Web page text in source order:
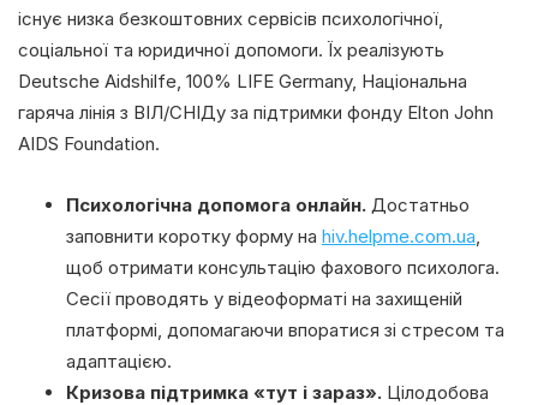
існує низка безкоштовних сервісів психологічної,
соціальної та юридичної допомоги. Їх реалізують
Deutsche Aidshilfe, 100% LIFE Germany, Національна
гаряча лінія з ВІЛ/СНІДу за підтримки фонду Elton John
AIDS Foundation.
Психологічна допомога онлайн. Достатньо
заповнити коротку форму на hiv.helpme.com.ua
щоб отримати консультацію фахового психолога.
Сесії проводять у відеоформаті на захищеній
платформі, допомагаючи впоратися зі стресом та
адаптацією.
Кризова підтримка «тут і зараз». Цілодобова